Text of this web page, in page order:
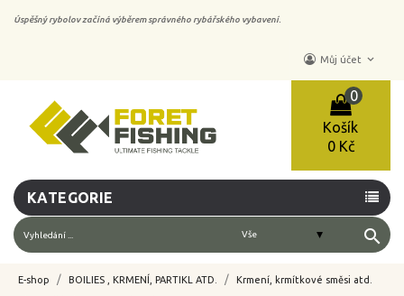
Úspěšný rybolov začíná výběrem správného rybářského vybavení.
Můj účet keyboard_arrow_down
Košík
0
0 Kč
KATEGORIE
search
E-shop BOILIES , KRMENÍ, PARTIKL ATD. Krmení, krmítkové směsi atd.